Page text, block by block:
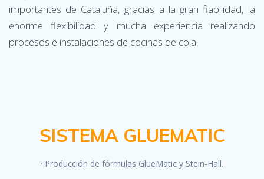
importantes de Cataluña, gracias a la gran fiabilidad, la
enorme flexibilidad y mucha experiencia realizando
procesos e instalaciones de cocinas de cola.
SISTEMA GLUEMATIC
· Producción de fórmulas GlueMatic y Stein-Hall.